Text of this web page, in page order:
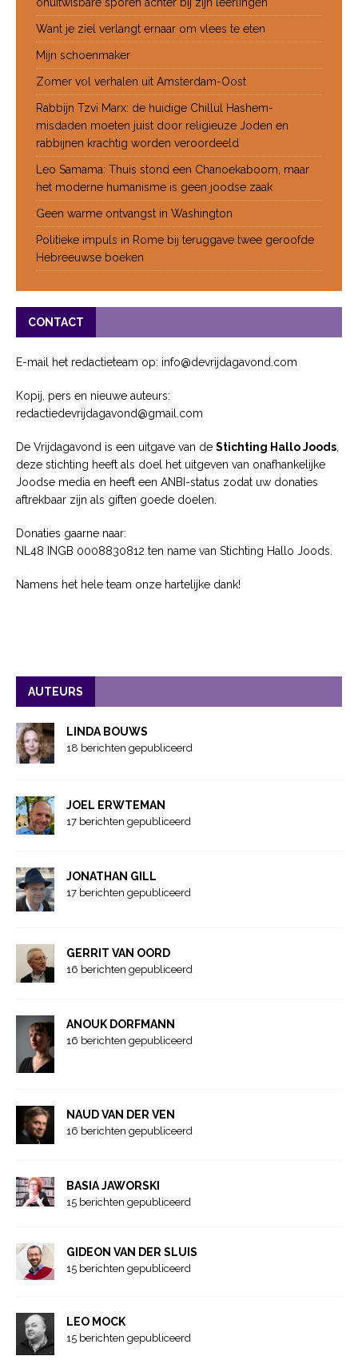
Want je ziel verlangt ernaar om vlees te eten
Mijn schoenmaker
Zomer vol verhalen uit Amsterdam-Oost
Rabbijn Tzvi Marx: de huidige Chillul Hashem-
misdaden moeten juist door religieuze Joden en
rabbijnen krachtig worden veroordeeld
Leo Samama: Thuis stond een Chanoekaboom, maar
het moderne humanisme is geen joodse zaak
Geen warme ontvangst in Washington
Politieke impuls in Rome bij teruggave twee geroofde
Hebreeuwse boeken
CONTACT
E-mail het redactieteam op: info@devrijdagavond.com
Kopij, pers en nieuwe auteurs:
redactiedevrijdagavond@gmail.com
De Vrijdagavond is een uitgave van de Stichting Hallo Joods
deze stichting heeft als doel het uitgeven van onafhankelijke
Joodse media en heeft een ANBI-status zodat uw donaties
aftrekbaar zijn als giften goede doelen.
Donaties gaarne naar:
NL48 INGB 0008830812 ten name van Stichting Hallo Joods.
Namens het hele team onze hartelijke dank!
AUTEURS
LINDA BOUWS
18 berichten gepubliceerd
JOEL ERWTEMAN
17 berichten gepubliceerd
JONATHAN GILL
17 berichten gepubliceerd
GERRIT VAN OORD
16 berichten gepubliceerd
ANOUK DORFMANN
16 berichten gepubliceerd
NAUD VAN DER VEN
16 berichten gepubliceerd
BASIA JAWORSKI
15 berichten gepubliceerd
GIDEON VAN DER SLUIS
15 berichten gepubliceerd
LEO MOCK
15 berichten gepubliceerd